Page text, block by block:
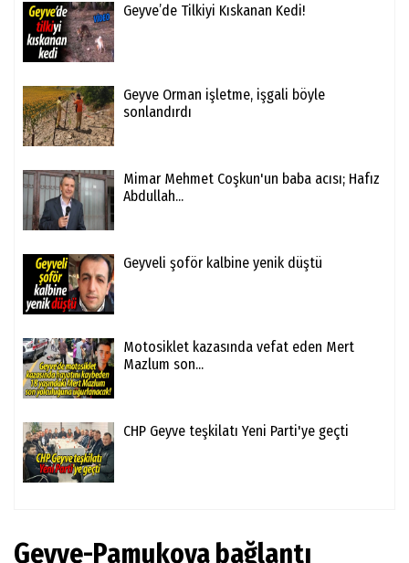
Geyve’de Tilkiyi Kıskanan Kedi!
Geyve Orman işletme, işgali böyle
sonlandırdı
Mimar Mehmet Coşkun'un baba acısı; Hafız
Abdullah...
Geyveli şoför kalbine yenik düştü
Motosiklet kazasında vefat eden Mert
Mazlum son...
CHP Geyve teşkilatı Yeni Parti'ye geçti
Geyve-Pamukova bağlantı